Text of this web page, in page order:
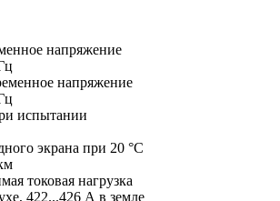
напряжение
напряжение
испытании
экрана при 20 °C
токовая нагрузка
422...426 А в земле